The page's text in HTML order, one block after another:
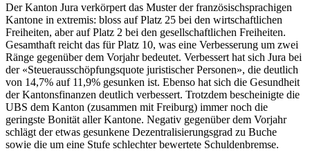
Der Kanton Jura verkörpert das Muster der französischsprachigen
Kantone in extremis: bloss auf Platz 25 bei den wirtschaftlichen
Freiheiten, aber auf Platz 2 bei den gesellschaftlichen Freiheiten.
Gesamthaft reicht das für Platz 10, was eine Verbesserung um zwei
Ränge gegenüber dem Vorjahr bedeutet. Verbessert hat sich Jura bei
der «Steuerausschöpfungsquote juristischer Personen», die deutlich
von 14,7% auf 11,9% gesunken ist. Ebenso hat sich die Gesundheit
der Kantonsfinanzen deutlich verbessert. Trotzdem bescheinigte die
UBS dem Kanton (zusammen mit Freiburg) immer noch die
geringste Bonität aller Kantone. Negativ gegenüber dem Vorjahr
schlägt der etwas gesunkene Dezentralisierungsgrad zu Buche
sowie die um eine Stufe schlechter bewertete Schuldenbremse.